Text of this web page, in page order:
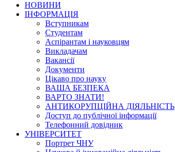
НОВИНИ
ІНФОРМАЦІЯ
Вступникам
Студентам
Аспірантам і науковцям
Викладачам
Вакансії
Документи
Цікаво про науку
ВАША БЕЗПЕКА
ВАРТО ЗНАТИ!
АНТИКОРУПЦІЙНА ДІЯЛЬНІСТЬ
Доступ до публічної інформації
Телефонний довідник
УНІВЕРСИТЕТ
Портрет ЧНУ